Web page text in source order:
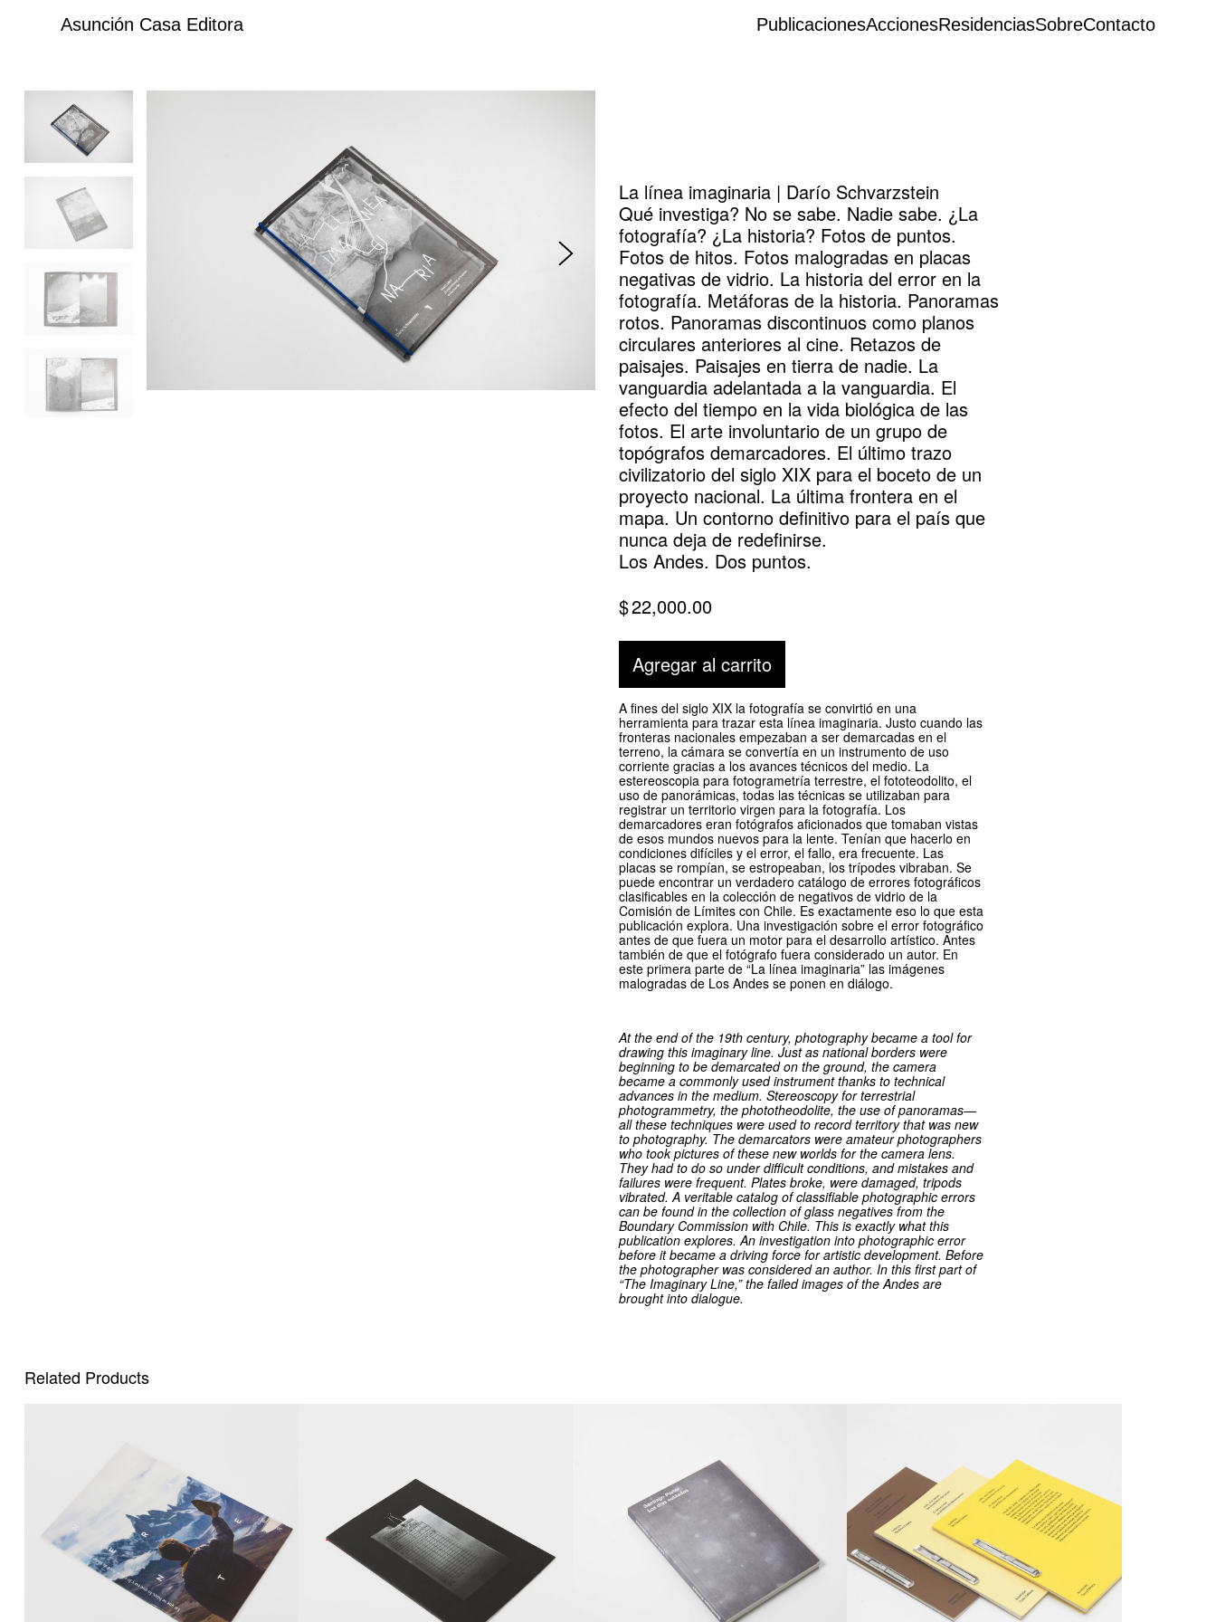
Asunción Casa Editora PublicacionesAccionesResidenciasSobreContacto
La línea imaginaria | Darío Schvarzstein
Qué investiga? No se sabe. Nadie sabe. ¿La
fotografía? ¿La historia? Fotos de puntos.
Fotos de hitos. Fotos malogradas en placas
negativas de vidrio. La historia del error en la
fotografía. Metáforas de la historia. Panoramas
rotos. Panoramas discontinuos como planos
circulares anteriores al cine. Retazos de
paisajes. Paisajes en tierra de nadie. La
vanguardia adelantada a la vanguardia. El
efecto del tiempo en la vida biológica de las
fotos. El arte involuntario de un grupo de
topógrafos demarcadores. El último trazo
civilizatorio del siglo XIX para el boceto de un
proyecto nacional. La última frontera en el
mapa. Un contorno definitivo para el país que
nunca deja de redefinirse.
Los Andes. Dos puntos.
$22,000.00
Agregar al carrito
A fines del siglo XIX la fotografía se convirtió en una
herramienta para trazar esta línea imaginaria. Justo cuando las
fronteras nacionales empezaban a ser demarcadas en el
terreno, la cámara se convertía en un instrumento de uso
corriente gracias a los avances técnicos del medio. La
estereoscopia para fotogrametría terrestre, el fototeodolito, el
uso de panorámicas, todas las técnicas se utilizaban para
registrar un territorio virgen para la fotografía. Los
demarcadores eran fotógrafos aficionados que tomaban vistas
de esos mundos nuevos para la lente. Tenían que hacerlo en
condiciones difíciles y el error, el fallo, era frecuente. Las
placas se rompían, se estropeaban, los trípodes vibraban. Se
puede encontrar un verdadero catálogo de errores fotográficos
clasificables en la colección de negativos de vidrio de la
Comisión de Límites con Chile. Es exactamente eso lo que esta
publicación explora. Una investigación sobre el error fotográfico
antes de que fuera un motor para el desarrollo artístico. Antes
también de que el fotógrafo fuera considerado un autor. En
este primera parte de “La línea imaginaria” las imágenes
malogradas de Los Andes se ponen en diálogo.
At the end of the 19th century, photography became a tool for
drawing this imaginary line. Just as national borders were
beginning to be demarcated on the ground, the camera
became a commonly used instrument thanks to technical
advances in the medium. Stereoscopy for terrestrial
photogrammetry, the phototheodolite, the use of panoramas—
all these techniques were used to record territory that was new
to photography. The demarcators were amateur photographers
who took pictures of these new worlds for the camera lens.
They had to do so under difficult conditions, and mistakes and
failures were frequent. Plates broke, were damaged, tripods
vibrated. A veritable catalog of classifiable photographic errors
can be found in the collection of glass negatives from the
Boundary Commission with Chile. This is exactly what this
publication explores. An investigation into photographic error
before it became a driving force for artistic development. Before
the photographer was considered an author. In this first part of
“The Imaginary Line,” the failed images of the Andes are
brought into dialogue.
Related Products